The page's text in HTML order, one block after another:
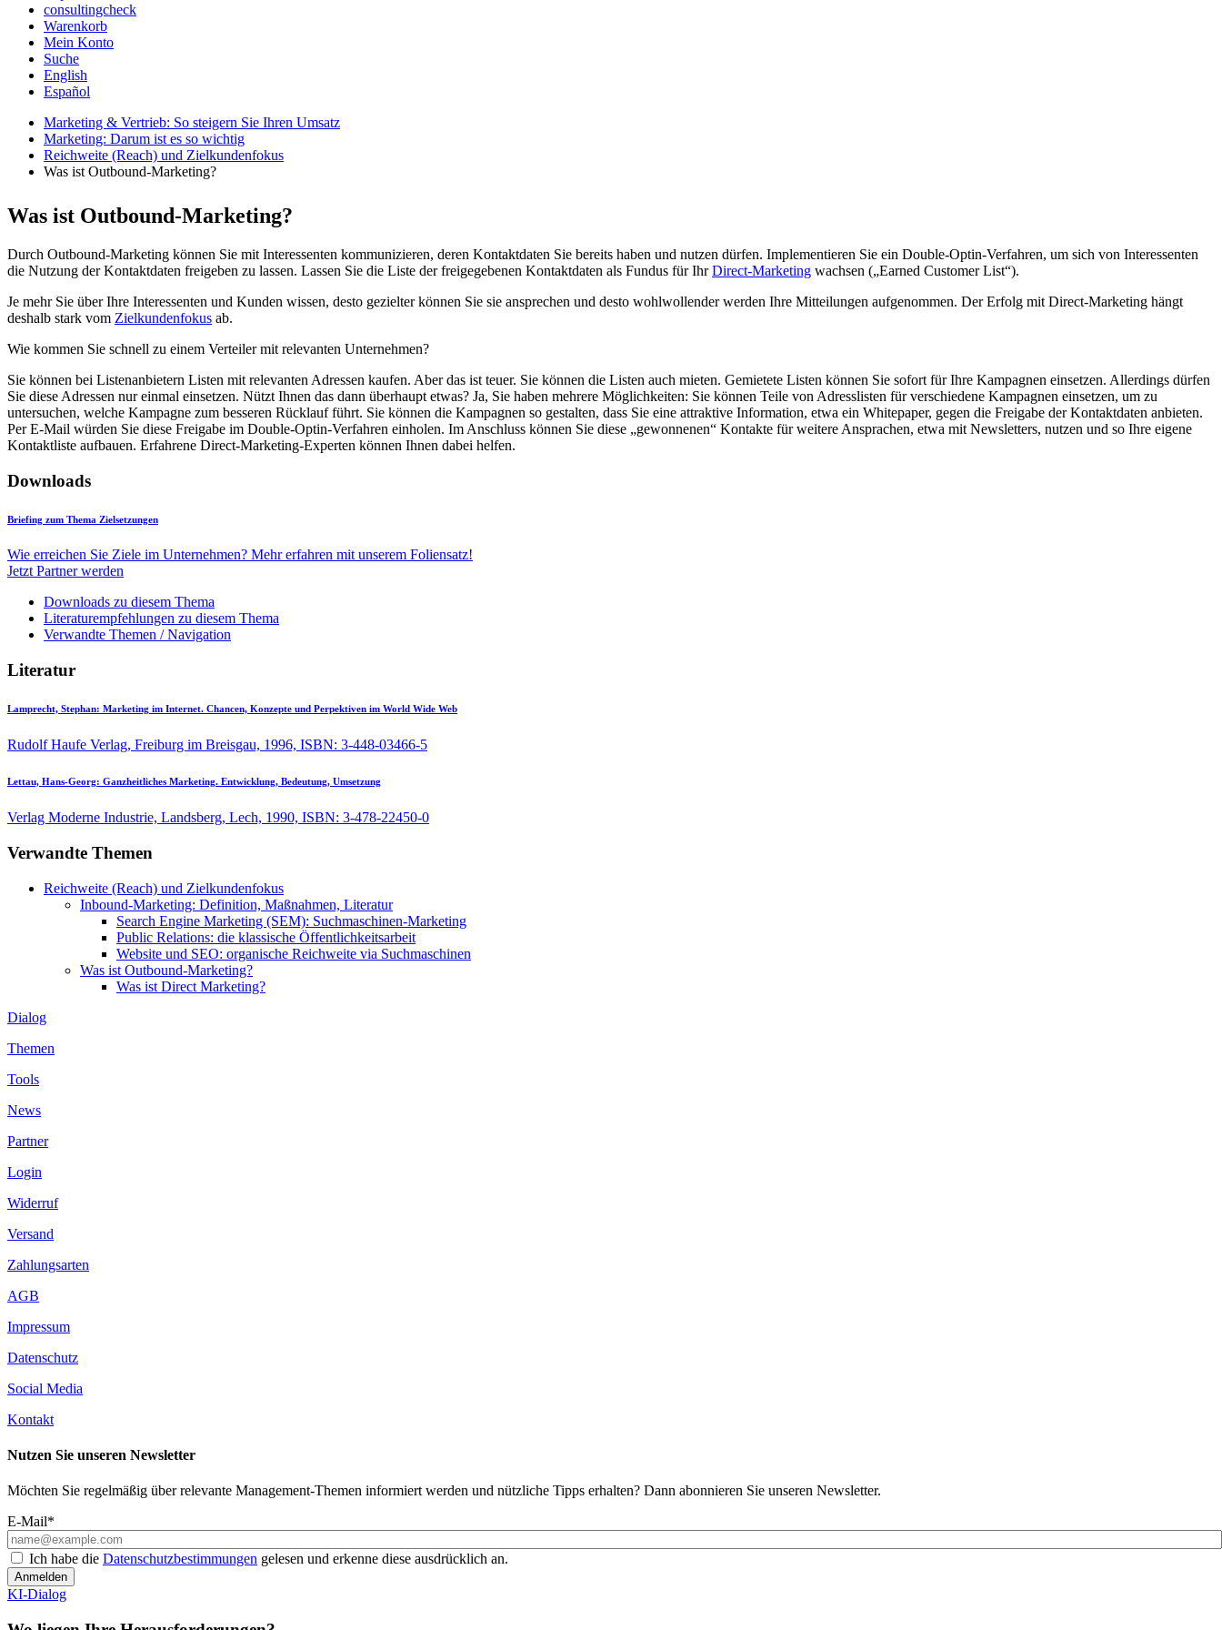
consultingcheck
Warenkorb
Mein Konto
Suche
English
Español
Marketing & Vertrieb: So steigern Sie Ihren Umsatz
Marketing: Darum ist es so wichtig
Reichweite (Reach) und Zielkundenfokus
Was ist Outbound-Marketing?
Was ist Outbound-Marketing?
Durch Outbound-Marketing können Sie mit Interessenten kommunizieren, deren Kontaktdaten Sie bereits haben und nutzen dürfen. Implementieren Sie ein Double-Optin-Verfahren, um sich von Interessenten
die Nutzung der Kontaktdaten freigeben zu lassen. Lassen Sie die Liste der freigegebenen Kontaktdaten als Fundus für IhrDirect-Marketing wachsen („Earned Customer List“).
Je mehr Sie über Ihre Interessenten und Kunden wissen, desto gezielter können Sie sie ansprechen und desto wohlwollender werden Ihre Mitteilungen aufgenommen. Der Erfolg mit Direct-Marketing hängt
deshalb stark vom Zielkundenfokus ab.
Wie kommen Sie schnell zu einem Verteiler mit relevanten Unternehmen?
Sie können bei Listenanbietern Listen mit relevanten Adressen kaufen. Aber das ist teuer. Sie können die Listen auch mieten. Gemietete Listen können Sie sofort für Ihre Kampagnen einsetzen. Allerdings dürfen
Sie diese Adressen nur einmal einsetzen. Nützt Ihnen das dann überhaupt etwas? Ja, Sie haben mehrere Möglichkeiten: Sie können Teile von Adresslisten für verschiedene Kampagnen einsetzen, um zu
untersuchen, welche Kampagne zum besseren Rücklauf führt. Sie können die Kampagnen so gestalten, dass Sie eine attraktive Information, etwa ein Whitepaper, gegen die Freigabe der Kontaktdaten anbieten.
Per E-Mail würden Sie diese Freigabe im Double-Optin-Verfahren einholen. Im Anschluss können Sie diese „gewonnenen“ Kontakte für weitere Ansprachen, etwa mit Newsletters, nutzen und so Ihre eigene
Kontaktliste aufbauen. Erfahrene Direct-Marketing-Experten können Ihnen dabei helfen.
Downloads
Briefing zum Thema Zielsetzungen
Wie erreichen Sie Ziele im Unternehmen? Mehr erfahren mit unserem Foliensatz!
Jetzt Partner werden
Downloads zu diesem Thema
Literaturempfehlungen zu diesem Thema
Verwandte Themen / Navigation
Literatur
Lamprecht, Stephan: Marketing im Internet. Chancen, Konzepte und Perpektiven im World Wide Web
Rudolf Haufe Verlag, Freiburg im Breisgau, 1996, ISBN: 3-448-03466-5
Lettau, Hans-Georg: Ganzheitliches Marketing. Entwicklung, Bedeutung, Umsetzung
Verlag Moderne Industrie, Landsberg, Lech, 1990, ISBN: 3-478-22450-0
Verwandte Themen
Reichweite (Reach) und Zielkundenfokus
Inbound-Marketing: Definition, Maßnahmen, Literatur
Search Engine Marketing (SEM): Suchmaschinen-Marketing
Public Relations: die klassische Öffentlichkeitsarbeit
Website und SEO: organische Reichweite via Suchmaschinen
Was ist Outbound-Marketing?
Was ist Direct Marketing?
Dialog
Themen
Tools
News
Partner
Login
Widerruf
Versand
Zahlungsarten
AGB
Impressum
Datenschutz
Social Media
Kontakt
Nutzen Sie unseren Newsletter
Möchten Sie regelmäßig über relevante Management-Themen informiert werden und nützliche Tipps erhalten? Dann abonnieren Sie unseren Newsletter.
E-Mail*
Ich habe die Datenschutzbestimmungen gelesen und erkenne diese ausdrücklich an.
Anmelden
KI-Dialog